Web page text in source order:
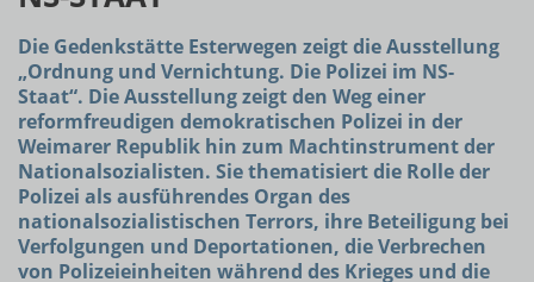
Die Gedenkstätte Esterwegen zeigt die Ausstellung
„Ordnung und Vernichtung. Die Polizei im NS-
Staat“. Die Ausstellung zeigt den Weg einer
reformfreudigen demokratischen Polizei in der
Weimarer Republik hin zum Machtinstrument der
Nationalsozialisten. Sie thematisiert die Rolle der
Polizei als ausführendes Organ des
nationalsozialistischen Terrors, ihre Beteiligung bei
Verfolgungen und Deportationen, die Verbrechen
von Polizeieinheiten während des Krieges und die